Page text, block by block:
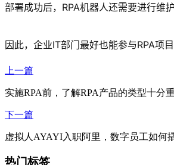
部署成功后，RPA机器人还需要进行维
因此，企业IT部门最好也能参与RPA项
上一篇
实施RPA前，了解RPA产品的类型十分
下一篇
虚拟人AYAYI入职阿里，数字员工如何
热门标签